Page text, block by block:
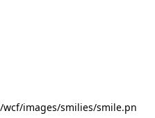
images/smilies/smile.pn